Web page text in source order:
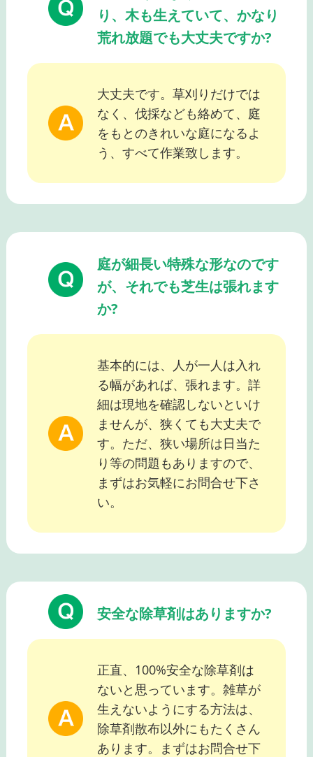
り、木も生えていて、かなり
荒れ放題でも大丈夫ですか?
大丈夫です。草刈りだけでは
なく、伐採なども絡めて、庭
をもとのきれいな庭になるよ
う、すべて作業致します。
庭が細長い特殊な形なのです
が、それでも芝生は張れます
か?
基本的には、人が一人は入れ
る幅があれば、張れます。詳
細は現地を確認しないといけ
ませんが、狭くても大丈夫で
す。ただ、狭い場所は日当た
り等の問題もありますので、
まずはお気軽にお問合せ下さ
い。
安全な除草剤はありますか?
正直、100%安全な除草剤は
ないと思っています。雑草が
生えないようにする方法は、
除草剤散布以外にもたくさん
あります。まずはお問合せ下